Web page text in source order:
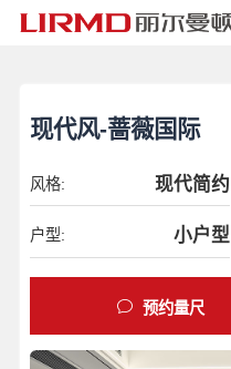
现代风-蔷薇国际
风格: 现代简约
户型: 小户型
预约量尺